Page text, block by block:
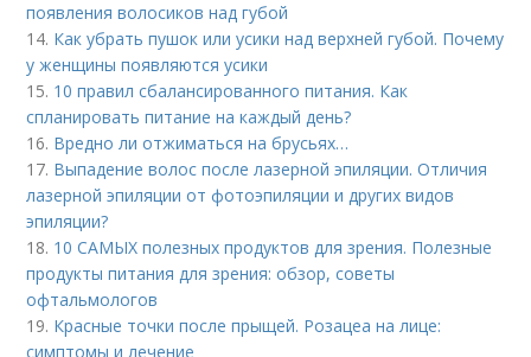
появления волосиков над губой
14. Как убрать пушок или усики над верхней губой. Почему
у женщины появляются усики
15. 10 правил сбалансированного питания. Как
спланировать питание на каждый день?
16. Вредно ли отжиматься на брусьях…
17. Выпадение волос после лазерной эпиляции. Отличия
лазерной эпиляции от фотоэпиляции и других видов
эпиляции?
18. 10 САМЫХ полезных продуктов для зрения. Полезные
продукты питания для зрения: обзор, советы
офтальмологов
19. Красные точки после прыщей. Розацеа на лице:
симптомы и лечение